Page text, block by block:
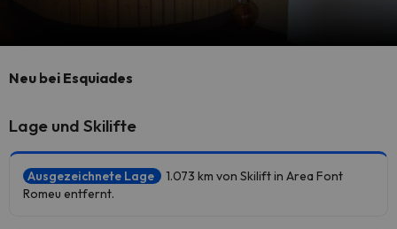
Neu bei Esquiades
Lage und Skilifte
Ausgezeichnete Lage
1.073 km von Skilift in Area Font
Romeu entfernt.